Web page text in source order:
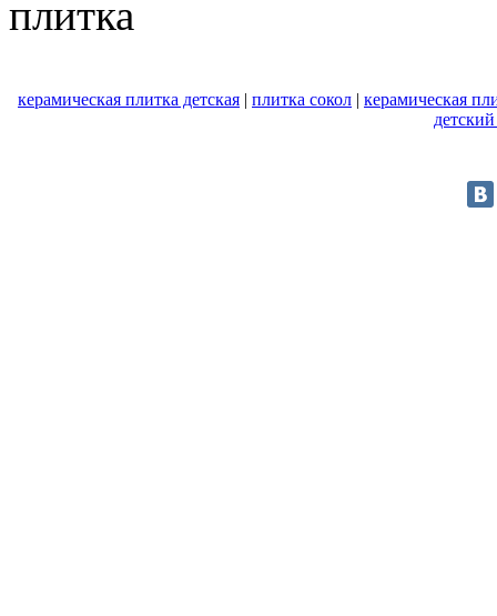
плитка
керамическая плитка детская | плитка сокол | керамическая